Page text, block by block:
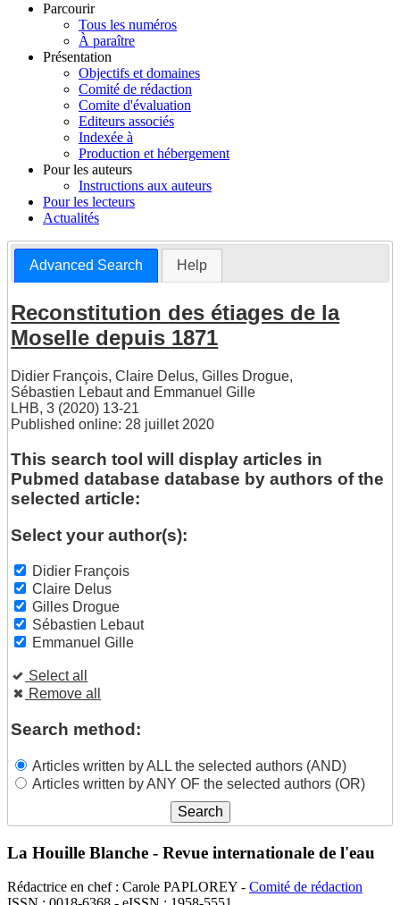
Parcourir
Tous les numéros
À paraître
Présentation
Objectifs et domaines
Comité de rédaction
Comite d'évaluation
Editeurs associés
Indexée à
Production et hébergement
Pour les auteurs
Instructions aux auteurs
Pour les lecteurs
Actualités
Advanced Search Help
Reconstitution des étiages de la
Moselle depuis 1871
Didier François,Claire Delus,Gilles Drogue,
Sébastien Lebautand Emmanuel Gille
LHB, 3 (2020) 13-21
Published online: 28 juillet 2020
This search tool will display articles in
Pubmed database database by authors of the
selected article:
Select your author(s):
Didier François
Claire Delus
Gilles Drogue
Sébastien Lebaut
Emmanuel Gille
Select all
Remove all
Search method:
Articles written by ALL the selected authors (AND)
Articles written by ANY OF the selected authors (OR)
La Houille Blanche - Revue internationale de l'eau
Rédactrice en chef : Carole PAPLOREY - Comité de rédaction